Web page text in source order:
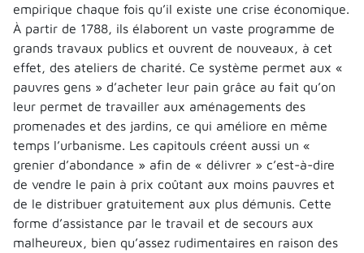
empirique chaque fois qu’il existe une crise économique.
À partir de 1788, ils élaborent un vaste programme de
grands travaux publics et ouvrent de nouveaux, à cet
effet, des ateliers de charité. Ce système permet aux «
pauvres gens » d’acheter leur pain grâce au fait qu’on
leur permet de travailler aux aménagements des
promenades et des jardins, ce qui améliore en même
temps l’urbanisme. Les capitouls créent aussi un «
grenier d’abondance » afin de « délivrer » c’est-à-dire
de vendre le pain à prix coûtant aux moins pauvres et
de le distribuer gratuitement aux plus démunis. Cette
forme d’assistance par le travail et de secours aux
malheureux, bien qu’assez rudimentaires en raison des